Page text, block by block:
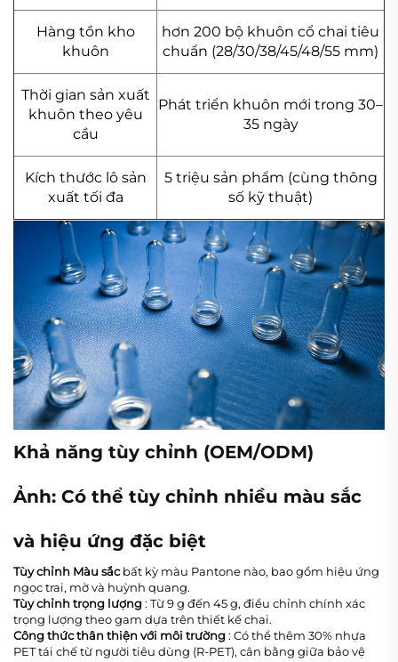
Hàng tồn kho
khuôn
hơn 200 bộ khuôn cổ chai tiêu
chuẩn (28/30/38/45/48/55 mm)
Thời gian sản xuất
khuôn theo yêu
cầu
Phát triển khuôn mới trong 30–
35 ngày
Kích thước lô sản
xuất tối đa
5 triệu sản phẩm (cùng thông
số kỹ thuật)
Khả năng tùy chỉnh (OEM/ODM)
Ảnh: Có thể tùy chỉnh nhiều màu sắc
và hiệu ứng đặc biệt
Tùy chỉnh Màu sắcbất kỳ màu Pantone nào, bao gồm hiệu ứng
ngọc trai, mờ và huỳnh quang.
Tùy chỉnh trọng lượng: Từ 9 g đến 45 g, điều chỉnh chính xác
trọng lượng theo gam dựa trên thiết kế chai.
Công thức thân thiện với môi trường: Có thể thêm 30% nhựa
PET tái chế từ người tiêu dùng (R-PET), cân bằng giữa bảo vệ